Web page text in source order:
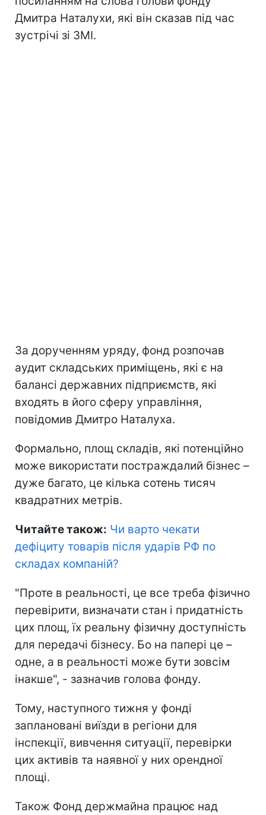
Дмитра Наталухи, які він сказав під час
зустрічі зі ЗМІ.
За дорученням уряду, фонд розпочав
аудит складських приміщень, які є на
балансі державних підприємств, які
входять в його сферу управління,
повідомив Дмитро Наталуха.
Формально, площ складів, які потенційно
може використати постраждалий бізнес –
дуже багато, це кілька сотень тисяч
квадратних метрів.
Читайте також: Чи варто чекати
дефіциту товарів після ударів РФ по
складах компаній?
"Проте в реальності, це все треба фізично
перевірити, визначати стан і придатність
цих площ, їх реальну фізичну доступність
для передачі бізнесу. Бо на папері це –
одне, а в реальності може бути зовсім
інакше", - зазначив голова фонду.
Тому, наступного тижня у фонді
заплановані виїзди в регіони для
інспекції, вивчення ситуації, перевірки
цих активів та наявної у них орендної
площі.
Також Фонд держмайна працює над